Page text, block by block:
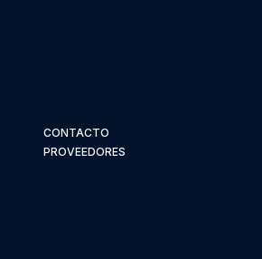
CONTACTO
PROVEEDORES